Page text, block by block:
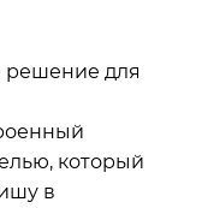
решение для
который
в